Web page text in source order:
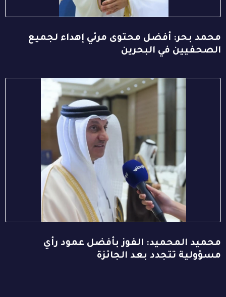
محمد بحر: أفضل محتوى مرئي إهداء لجميع
الصحفيين في البحرين
محميد المحميد: الفوز بأفضل عمود رأي
مسؤولية تتجدد بعد الجائزة